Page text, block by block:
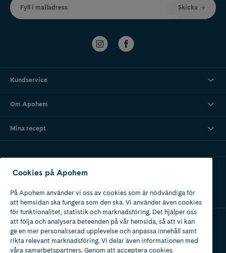
Fyll i mailadress Skicka
Kundservice
Om Apohem
Mina recept
Ladda ner vår app
Apotek med tillstånd
av Läkemedelsverket
Cookies på Apohem
På Apohem använder vi oss av cookies som är nödvändiga för
att hemsidan ska fungera som den ska. Vi använder även cookies
för funktionalitet, statistik och marknadsföring. Det hjälper oss
att följa och analysera beteenden på vår hemsida, så att vi kan
ge en mer personaliserad upplevelse och anpassa innehåll samt
rikta relevant marknadsföring. Vi delar även informationen med
våra samarbetspartners. Genom att acceptera cookies